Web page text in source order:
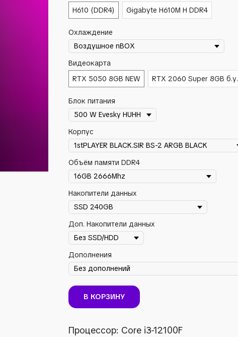
H610 (DDR4)
Gigabyte H610M H DDR4
Охлаждение
Видеокарта
RTX 5050 8GB NEW
RTX 2060 Super 8GB б.у.
Блок питания
Корпус
Объём памяти DDR4
Накопители данных
Доп. Накопители данных
Дополнения
В КОРЗИНУ
Процессор: Core i3-12100F